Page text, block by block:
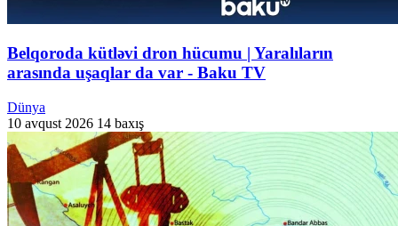
Belqoroda kütləvi dron hücumu | Yaralıların
arasında uşaqlar da var - Baku TV
Dünya
10 avqust 2026 14 baxış